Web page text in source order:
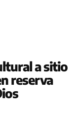
a sitio
reserva